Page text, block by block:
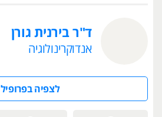
ד"ר בירנית גורן
אנדוקרינולוגיה
לצפיה בפרופיל